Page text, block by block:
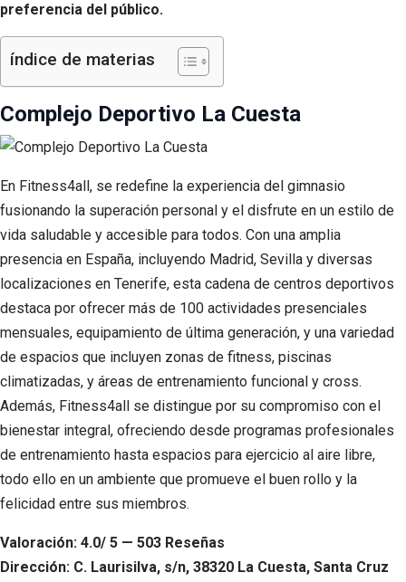
preferencia del público.
índice de materias
Complejo Deportivo La Cuesta
En Fitness4all, se redefine la experiencia del gimnasio
fusionando la superación personal y el disfrute en un estilo de
vida saludable y accesible para todos. Con una amplia
presencia en España, incluyendo Madrid, Sevilla y diversas
localizaciones en Tenerife, esta cadena de centros deportivos
destaca por ofrecer más de 100 actividades presenciales
mensuales, equipamiento de última generación, y una variedad
de espacios que incluyen zonas de fitness, piscinas
climatizadas, y áreas de entrenamiento funcional y cross.
Además, Fitness4all se distingue por su compromiso con el
bienestar integral, ofreciendo desde programas profesionales
de entrenamiento hasta espacios para ejercicio al aire libre,
todo ello en un ambiente que promueve el buen rollo y la
felicidad entre sus miembros.
Valoración: 4.0/ 5 — 503 Reseñas
Dirección: C. Laurisilva, s/n, 38320 La Cuesta, Santa Cruz